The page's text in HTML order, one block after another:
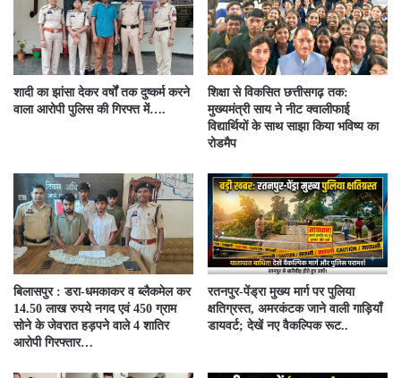
शादी का झांसा देकर वर्षों तक दुष्कर्म करने
वाला आरोपी पुलिस की गिरफ्त में….
शिक्षा से विकसित छत्तीसगढ़ तक:
मुख्यमंत्री साय ने नीट क्वालीफाई
विद्यार्थियों के साथ साझा किया भविष्य का
रोडमैप
बिलासपुर : डरा-धमकाकर व ब्लैकमेल कर
14.50 लाख रुपये नगद एवं 450 ग्राम
सोने के जेवरात हड़पने वाले 4 शातिर
आरोपी गिरफ्तार…
रतनपुर-पेंड्रा मुख्य मार्ग पर पुलिया
क्षतिग्रस्त, अमरकंटक जाने वाली गाड़ियाँ
डायवर्ट; देखें नए वैकल्पिक रूट..